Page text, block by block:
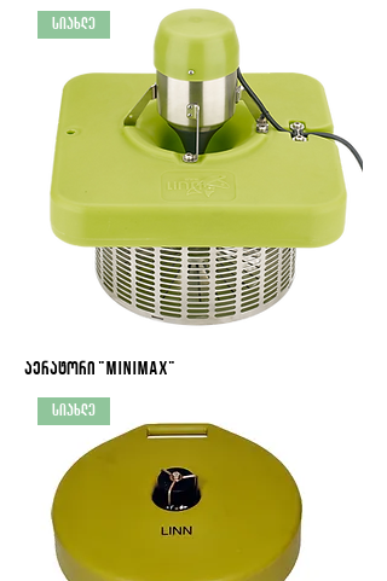
სიახლე
აერატორი "Minimax"
სიახლე